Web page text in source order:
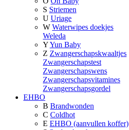
S Striemen
U Uriage
W Waterwipes doekjes
Weleda
YYun Baby
Z Zwangerschapskwaaltjes
Zwangerschapstest
Zwangerschapswens
Zwangerschapsvitamines
Zwangerschapsgordel
EHBO
B Brandwonden
C Coldhot
E EHBO (aanvullen koffer)